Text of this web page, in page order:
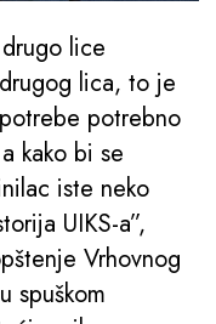
lice
lica, to je
potrebno
kako bi se
iste neko
UIKS-a”,
Vrhovnog
spuškom